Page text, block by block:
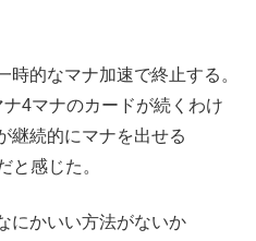
時的なマナ加速で終止する。
4マナのカードが続くわけ
継続的にマナを出せる
と感じた。
にかいい方法がないか